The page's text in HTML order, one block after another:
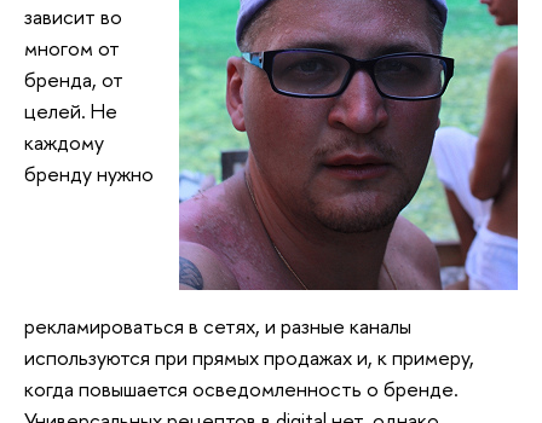
зависит во
многом от
бренда, от
целей. Не
каждому
бренду нужно
рекламироваться в сетях, и разные каналы
используются при прямых продажах и, к примеру,
когда повышается осведомленность о бренде.